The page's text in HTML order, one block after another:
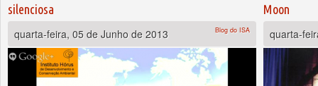
silenciosa
quarta-feira, 05 de Junho de 2013
Blog do ISA
Moon
quarta-